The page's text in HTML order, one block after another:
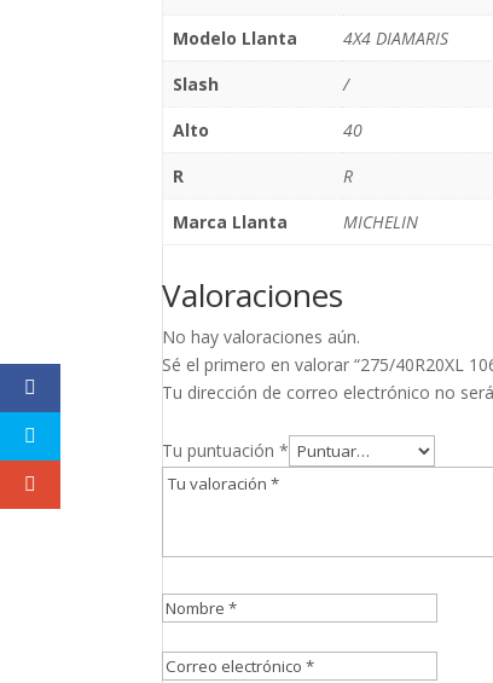
Modelo Llanta
4X4 DIAMARIS
Slash
/
Alto
40
R
R
Marca Llanta
MICHELIN
Valoraciones
No hay valoraciones aún.
Sé el primero en valorar “275/40R20XL
Tu dirección de correo electrónico no
Tu puntuación*